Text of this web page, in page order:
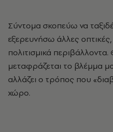
Σύντομα σκοπεύω να
εξερευνήσω άλλες
πολιτισμικά
μεταφράζεται το βλέμμα
αλλάζει ο τρόπος που
χώρο.